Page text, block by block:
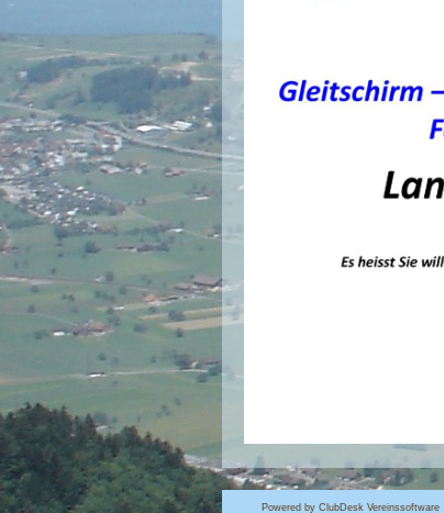
Powered by ClubDesk Vereinssoftware